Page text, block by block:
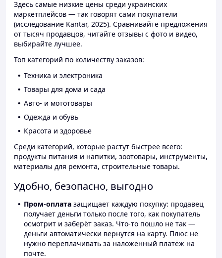
Здесь самые низкие цены среди украинских
маркетплейсов — так говорят сами покупатели
(исследование Kantar, 2025). Сравнивайте предложения
от тысяч продавцов, читайте отзывы с фото и видео,
выбирайте лучшее.
Топ категорий по количеству заказов:
Техника и электроника
Товары для дома и сада
Авто- и мототовары
Одежда и обувь
Красота и здоровье
Среди категорий, которые растут быстрее всего:
продукты питания и напитки, зоотовары, инструменты,
материалы для ремонта, строительные товары.
Удобно, безопасно, выгодно
Пром-оплата защищает каждую покупку: продавец
получает деньги только после того, как покупатель
осмотрит и заберёт заказ. Что-то пошло не так —
деньги автоматически вернутся на карту. Плюс не
нужно переплачивать за наложенный платёж на
почте.